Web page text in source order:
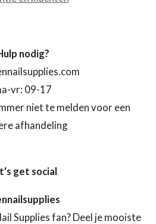
nodig?
vr: 09-17
niet te melden voor een
afhandeling
get social
Supplies fan? Deel je mooiste